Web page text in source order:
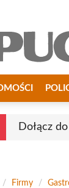
Dołącz
/ Firmy /